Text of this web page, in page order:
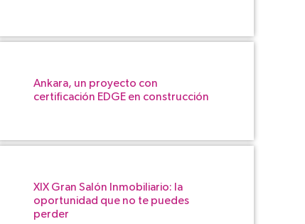
Ankara, un proyecto con
certificación EDGE en construcción
XIX Gran Salón Inmobiliario: la
oportunidad que no te puedes
perder